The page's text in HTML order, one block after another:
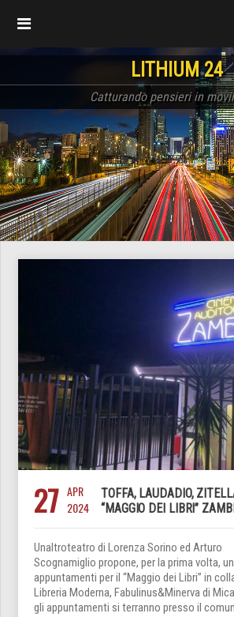
LITHIUM 24
Catturando pensieri in
27 APR
2024
TOFFA, LAUDADIO,
“MAGGIO DEI LIBRI”
Unaltroteatro di Lorenza Sorino ed Arturo
Scognamiglio propone, per la prima volta,
appuntamenti per il “Maggio dei Libri” in
Libreria Moderna, Fabulinus&Minerva di
gli appuntamenti si terranno presso il